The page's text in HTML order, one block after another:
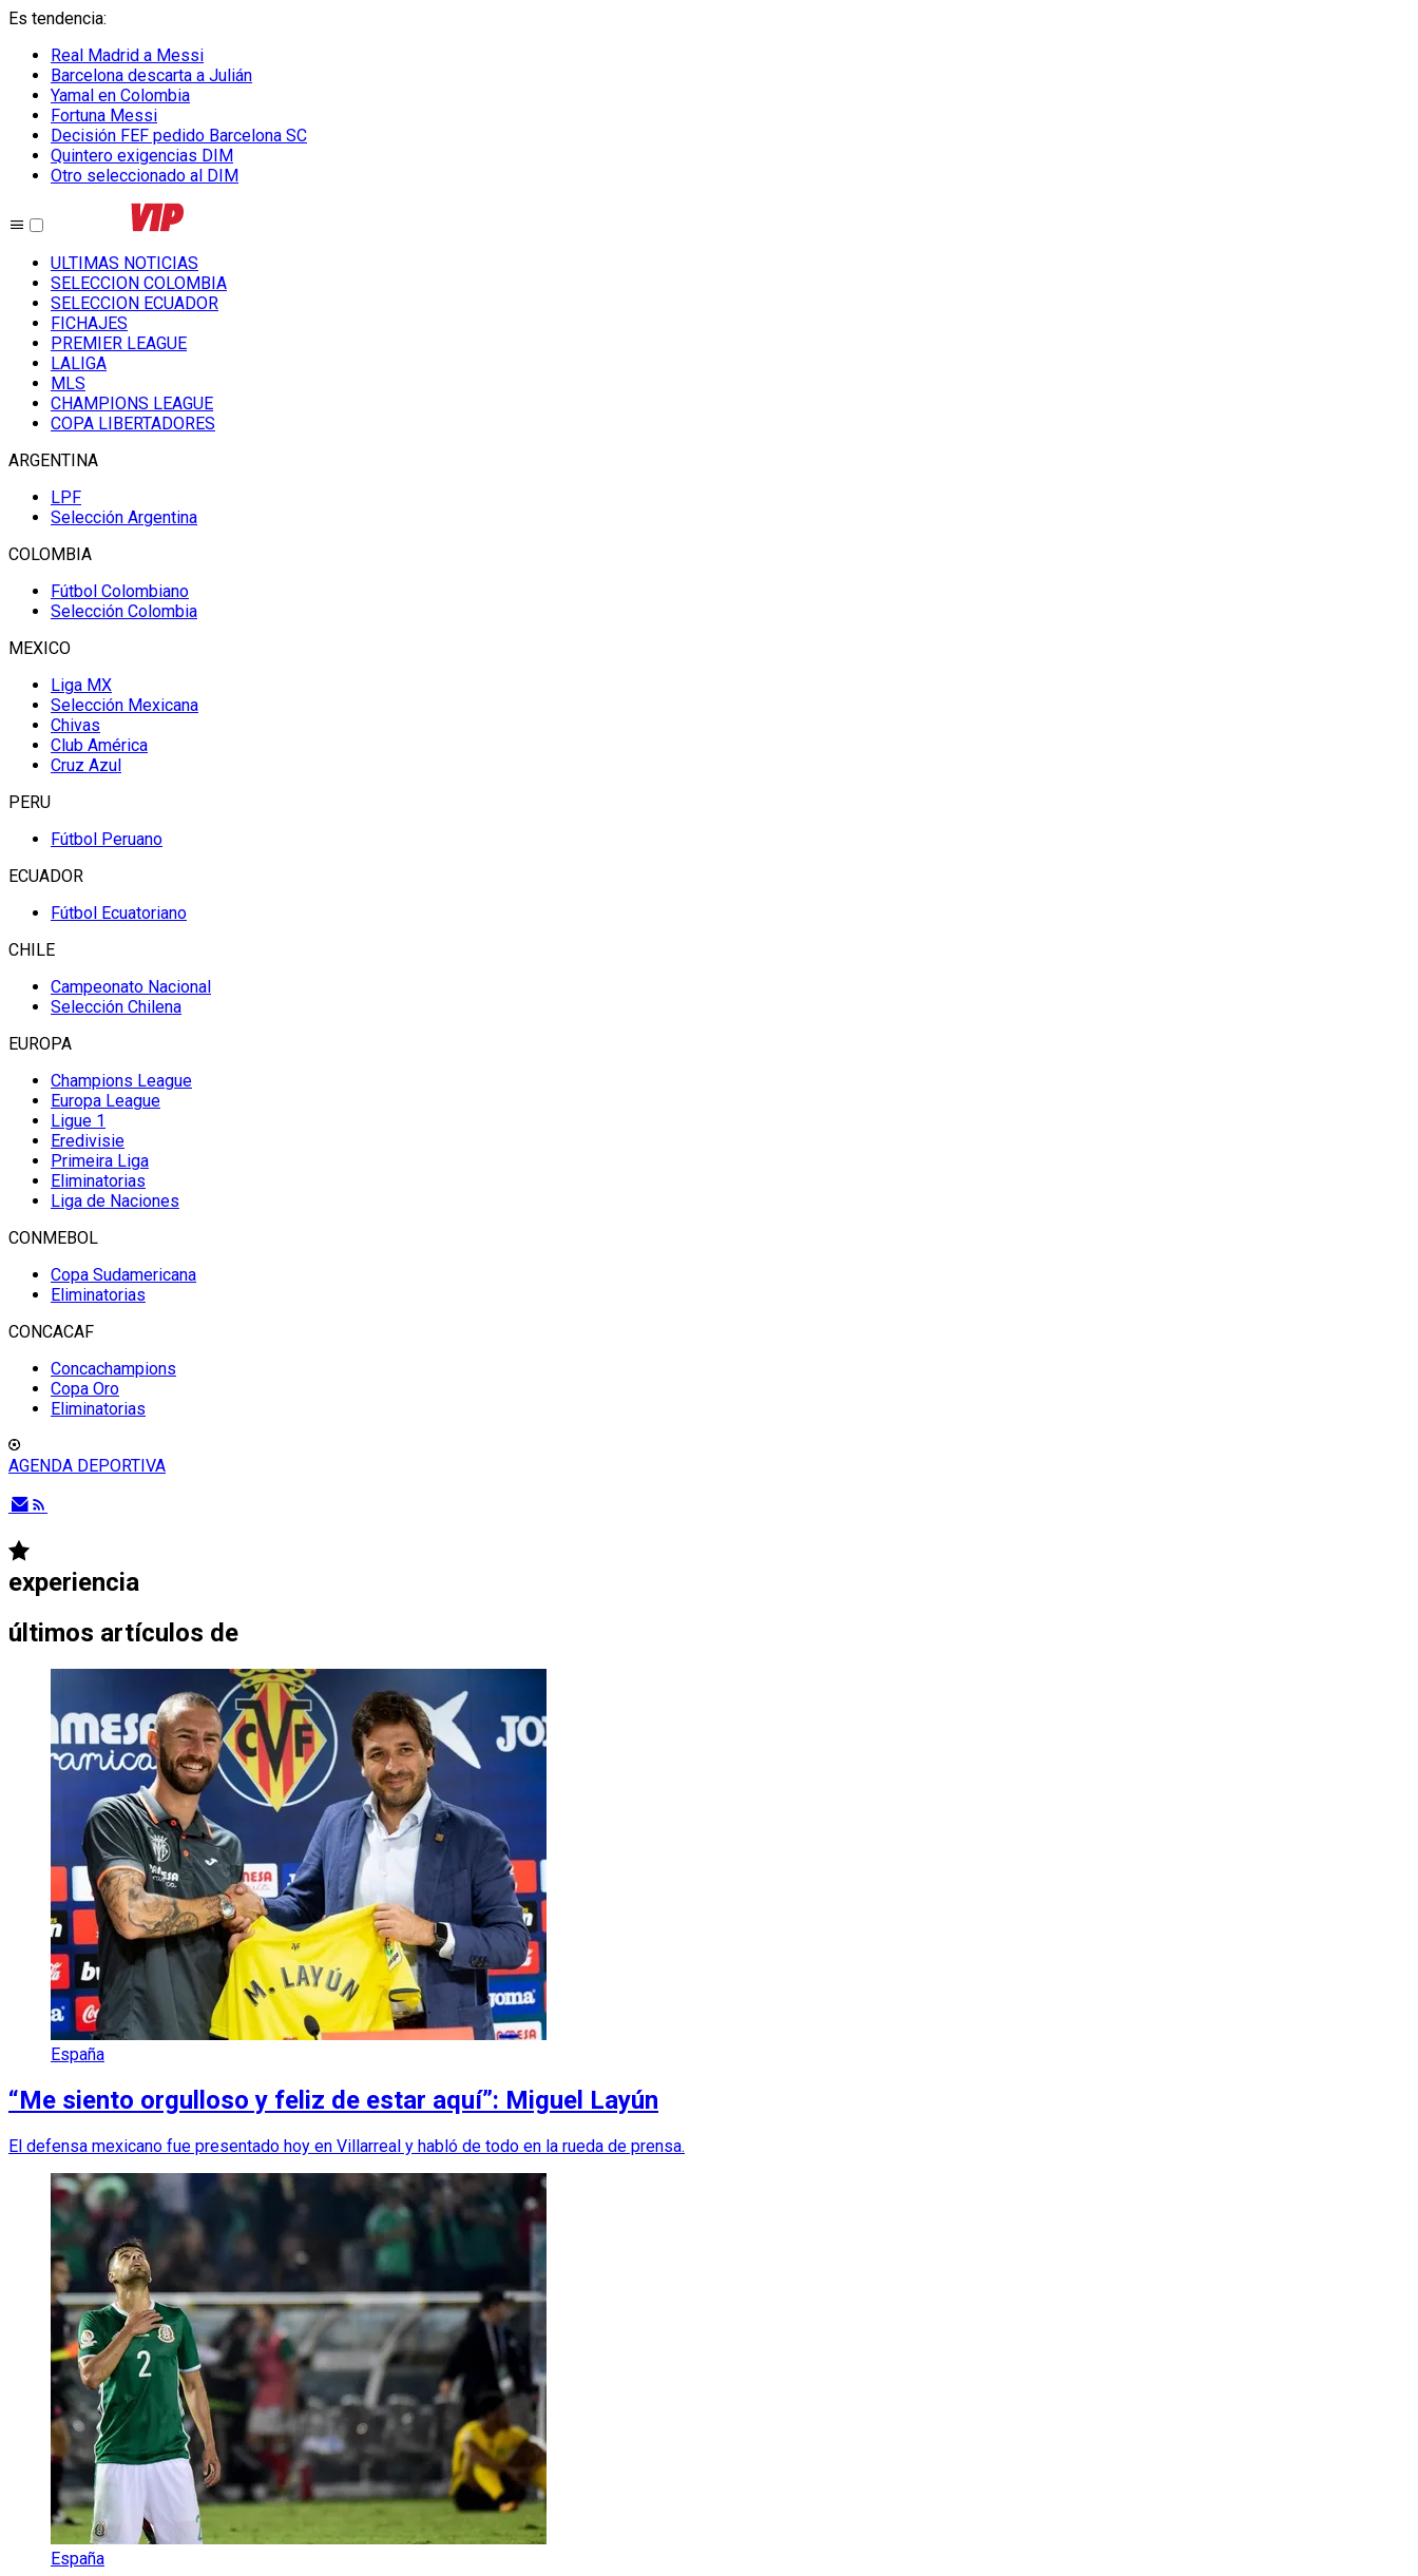
Es tendencia:
Real Madrid a Messi
Barcelona descarta a Julián
Yamal en Colombia
Fortuna Messi
Decisión FEF pedido Barcelona SC
Quintero exigencias DIM
Otro seleccionado al DIM
ULTIMAS NOTICIAS
SELECCION COLOMBIA
SELECCION ECUADOR
FICHAJES
PREMIER LEAGUE
LALIGA
MLS
CHAMPIONS LEAGUE
COPA LIBERTADORES
ARGENTINA
LPF
Selección Argentina
COLOMBIA
Fútbol Colombiano
Selección Colombia
MEXICO
Liga MX
Selección Mexicana
Chivas
Club América
Cruz Azul
PERU
Fútbol Peruano
ECUADOR
Fútbol Ecuatoriano
CHILE
Campeonato Nacional
Selección Chilena
EUROPA
Champions League
Europa League
Ligue 1
Eredivisie
Primeira Liga
Eliminatorias
Liga de Naciones
CONMEBOL
Copa Sudamericana
Eliminatorias
CONCACAF
Concachampions
Copa Oro
Eliminatorias
AGENDA DEPORTIVA
experiencia
últimos artículos de
España
“Me siento orgulloso y feliz de estar aquí”: Miguel Layún
El defensa mexicano fue presentado hoy en Villarreal y habló de todo en la rueda de prensa.
España